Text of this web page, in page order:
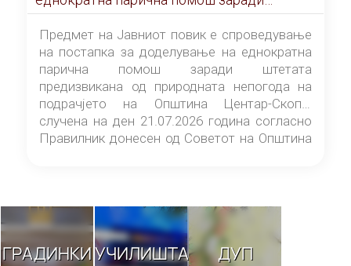
штетата предизвикана од природната
непогода на подрачјето на Општина
Центар-Скопје случена на ден 21.07.2026
година
Предмет на Јавниот повик е спроведување
на постапка за доделување на еднократна
парична помош заради штетата
предизвикана од природната непогода на
подрачјето на Општина Центар-Скопје
случена на ден 21.07.2026 година согласно
Правилник донесен од Советот на Општина
ГРАДИНКИУЧИЛИШТА ДУП